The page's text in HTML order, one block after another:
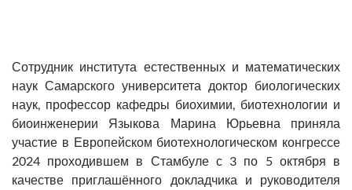
Сотрудник института естественных и математических
наук Самарского университета доктор биологических
наук, профессор кафедры биохимии, биотехнологии и
биоинженерии Языкова Марина Юрьевна приняла
участие в Европейском биотехнологическом конгрессе
2024 проходившем в Стамбуле с 3 по 5 октября в
качестве приглашённого докладчика и руководителя